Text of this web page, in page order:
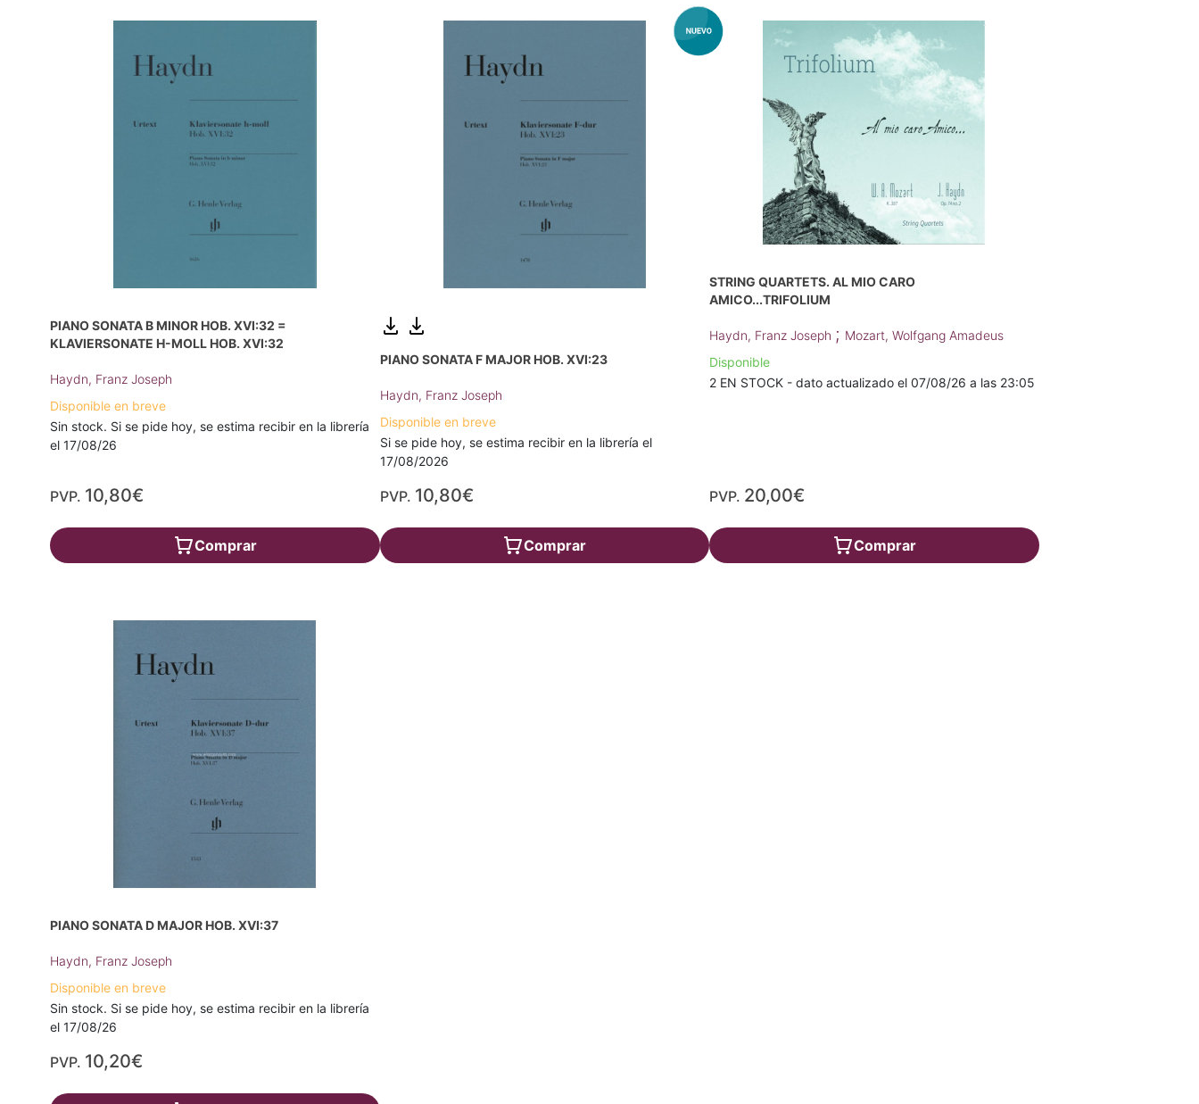
PIANO SONATA B MINOR HOB. XVI:32 =
KLAVIERSONATE H-MOLL HOB. XVI:32
Haydn, Franz Joseph
Disponible en breve
Sin stock. Si se pide hoy, se estima recibir en la librería
el 17/08/26
PVP. 10,80€
Comprar
PIANO SONATA F MAJOR HOB. XVI:23
Haydn, Franz Joseph
Disponible en breve
Si se pide hoy, se estima recibir en la librería el
17/08/2026
PVP. 10,80€
Comprar
STRING QUARTETS. AL MIO CARO
AMICO...TRIFOLIUM
Haydn, Franz Joseph ; Mozart, Wolfgang Amadeus
Disponible
2 EN STOCK - dato actualizado el 07/08/26 a las 23:05
PVP. 20,00€
Comprar
PIANO SONATA D MAJOR HOB. XVI:37
Haydn, Franz Joseph
Disponible en breve
Sin stock. Si se pide hoy, se estima recibir en la librería
el 17/08/26
PVP. 10,20€